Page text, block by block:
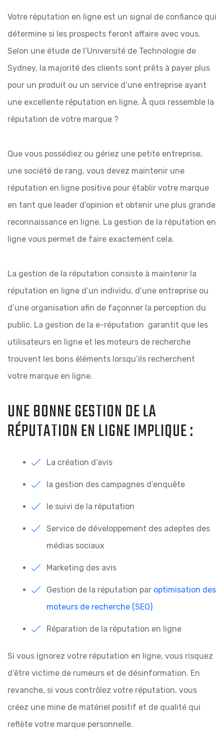
Votre réputation en ligne est un signal de confiance qui
détermine si les prospects feront affaire avec vous.
Selon une étude de l’Université de Technologie de
Sydney, la majorité des clients sont prêts à payer plus
pour un produit ou un service d’une entreprise ayant
une excellente réputation en ligne. À quoi ressemble la
réputation de votre marque ?
Que vous possédiez ou gériez une petite entreprise,
une société de rang, vous devez maintenir une
réputation en ligne positive pour établir votre marque
en tant que leader d’opinion et obtenir une plus grande
reconnaissance en ligne. La gestion de la réputation en
ligne vous permet de faire exactement cela.
La gestion de la réputation consiste à maintenir la
réputation en ligne d’un individu, d’une entreprise ou
d’une organisation afin de façonner la perception du
public. La gestion de la e-réputation garantit que les
utilisateurs en ligne et les moteurs de recherche
trouvent les bons éléments lorsqu’ils recherchent
votre marque en ligne.
UNE BONNE GESTION DE LA
RÉPUTATION EN LIGNE IMPLIQUE :
La création d’avis
la gestion des campagnes d’enquête
le suivi de la réputation
Service de développement des adeptes des
médias sociaux
Marketing des avis
Gestion de la réputation par optimisation des
moteurs de recherche (SEO)
Réparation de la réputation en ligne
Si vous ignorez votre réputation en ligne, vous risquez
d’être victime de rumeurs et de désinformation. En
revanche, si vous contrôlez votre réputation, vous
créez une mine de matériel positif et de qualité qui
reflète votre marque personnelle.